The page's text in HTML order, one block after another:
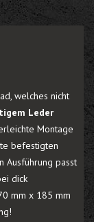
welches nicht
Leder
Montage
befestigten
Ausführung passt
dick
mm x 185 mm